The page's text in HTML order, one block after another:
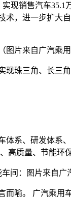
现销售汽车
，进一步扩大
（图片来自广汽乘
珠三角、长三
系、研发体
质量、节能环
车间：图片来自广
喻。 广汽乘